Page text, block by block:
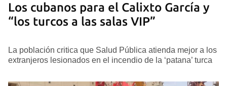
Los cubanos para el Calixto García y
“los turcos a las salas VIP”
La población critica que Salud Pública atienda mejor a los
extranjeros lesionados en el incendio de la ‘patana’ turca